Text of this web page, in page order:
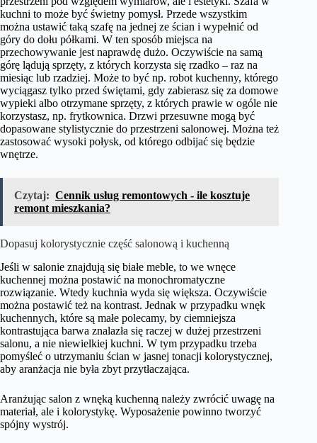
kuchni to może być świetny pomysł. Przede wszystkim
można ustawić taką szafę na jednej ze ścian i wypełnić od
góry do dołu półkami. W ten sposób miejsca na
przechowywanie jest naprawdę dużo. Oczywiście na samą
górę lądują sprzęty, z których korzysta się rzadko – raz na
miesiąc lub rzadziej. Może to być np. robot kuchenny, którego
wyciągasz tylko przed świętami, gdy zabierasz się za domowe
wypieki albo otrzymane sprzęty, z których prawie w ogóle nie
korzystasz, np. frytkownica. Drzwi przesuwne mogą być
dopasowane stylistycznie do przestrzeni salonowej. Można też
zastosować wysoki połysk, od którego odbijać się będzie
wnętrze.
Czytaj: Cennik usług remontowych - ile kosztuje
remont mieszkania?
Dopasuj kolorystycznie część salonową i kuchenną
Jeśli w salonie znajdują się białe meble, to we wnęce
kuchennej można postawić na monochromatyczne
rozwiązanie. Wtedy kuchnia wyda się większa. Oczywiście
można postawić też na kontrast. Jednak w przypadku wnęk
kuchennych, które są małe polecamy, by ciemniejsza
kontrastująca barwa znalazła się raczej w dużej przestrzeni
salonu, a nie niewielkiej kuchni. W tym przypadku trzeba
pomyśleć o utrzymaniu ścian w jasnej tonacji kolorystycznej,
aby aranżacja nie była zbyt przytłaczająca.
Aranżując salon z wnęką kuchenną należy zwrócić uwagę na
materiał, ale i kolorystykę. Wyposażenie powinno tworzyć
spójny wystrój.